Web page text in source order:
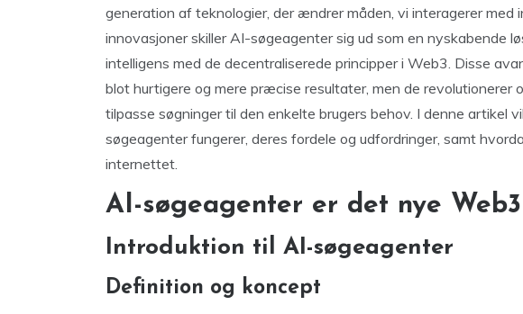
generation af teknologier, der ændrer måden, vi interagerer med
innovasjoner skiller AI-søgeagenter sig ud som en nyskabende
intelligens med de decentraliserede principper i Web3. Disse
blot hurtigere og mere præcise resultater, men de revolutionerer
tilpasse søgninger til den enkelte brugers behov. I denne artikel
søgeagenter fungerer, deres fordele og udfordringer, samt
internettet.
AI-søgeagenter er det nye Web3
Introduktion til AI-søgeagenter
Definition og koncept